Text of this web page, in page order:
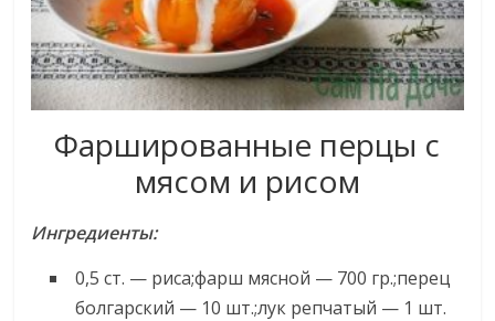
Фаршированные перцы с
мясом и рисом
Ингредиенты:
0,5 ст. — риса;фарш мясной — 700 гр.;перец
болгарский — 10 шт.;лук репчатый — 1 шт.